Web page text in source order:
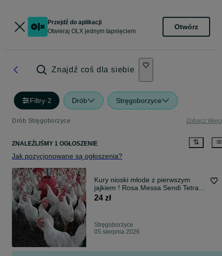
Przejdź do aplikacji
Otwieraj OLX jednym tapnięciem
Otwórz
Znajdź coś dla siebie
Filtry·2 Drób Stręgoborzyce
Drób Stręgoborzyce Zobacz
ZNALEŹLIŚMY 1 OGŁOSZENIE
Jak pozycjonowane są ogłoszenia?
Kury nioski młode z pierwszym
jajkiem ! Rosa Messa Sendi Tetra
Lohman!
24 zł
Stręgoborzyce
05 sierpnia 2026